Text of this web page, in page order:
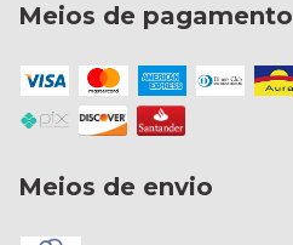
Meios de pagamento
Meios de envio